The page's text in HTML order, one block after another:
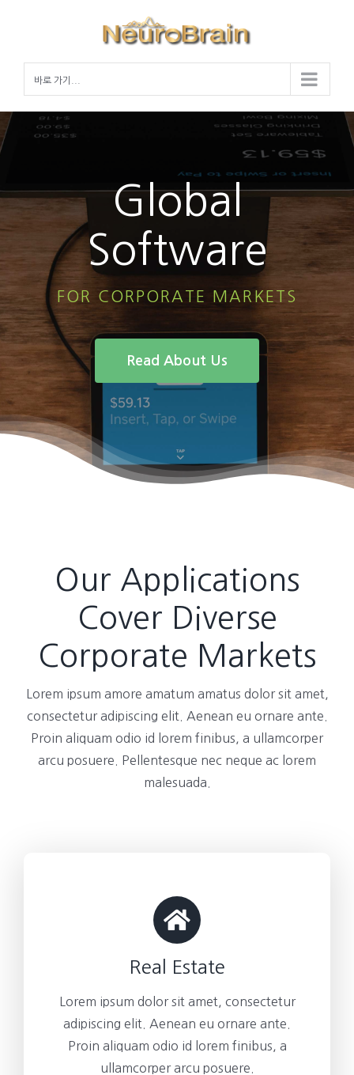
바로 가기...
Global
Software
FOR CORPORATE MARKETS
Read About Us
Our Applications
Cover Diverse
Corporate Markets
Lorem ipsum amore amatum amatus dolor sit amet,
consectetur adipiscing elit. Aenean eu ornare ante.
Proin aliquam odio id lorem finibus, a ullamcorper
arcu posuere. Pellentesque nec neque ac lorem
malesuada.
Real Estate
Lorem ipsum dolor sit amet, consectetur
adipiscing elit. Aenean eu ornare ante.
Proin aliquam odio id lorem finibus, a
ullamcorper arcu posuere.